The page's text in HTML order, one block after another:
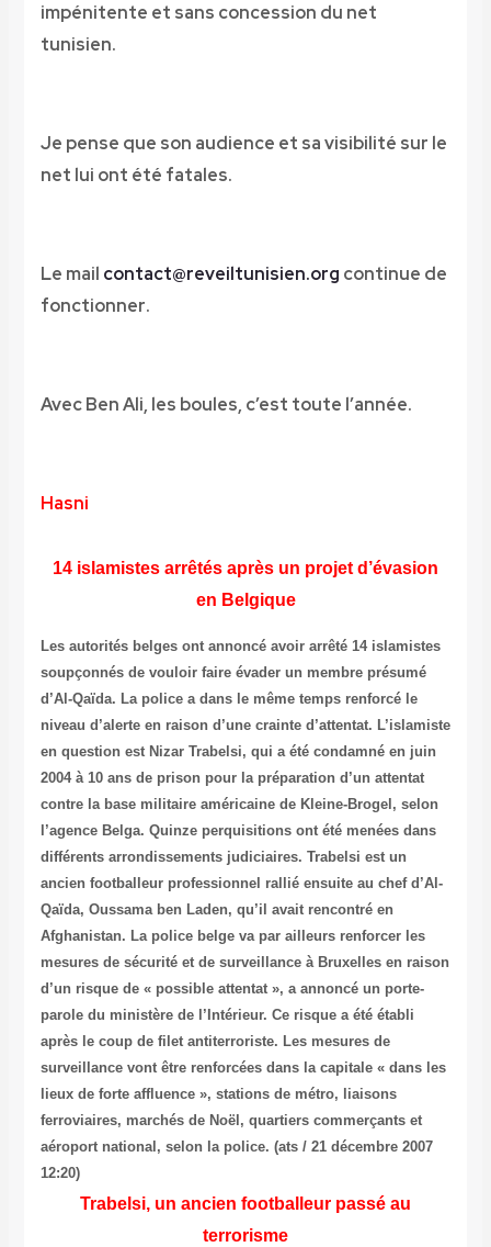
impénitente et sans concession du net
tunisien.
Je pense que son audience et sa visibilité sur le
net lui ont été fatales.
Le mail contact@reveiltunisien.org continue de
fonctionner.
Avec Ben Ali, les boules, c’est toute l’année.
Hasni
14 islamistes arrêtés après un projet d’évasion
en Belgique
Les autorités belges ont annoncé avoir arrêté 14 islamistes
soupçonnés de vouloir faire évader un membre présumé
d’Al-Qaïda. La police a dans le même temps renforcé le
niveau d’alerte en raison d’une crainte d’attentat. L’islamiste
en question est Nizar Trabelsi, qui a été condamné en juin
2004 à 10 ans de prison pour la préparation d’un attentat
contre la base militaire américaine de Kleine-Brogel, selon
l’agence Belga. Quinze perquisitions ont été menées dans
différents arrondissements judiciaires. Trabelsi est un
ancien footballeur professionnel rallié ensuite au chef d’Al-
Qaïda, Oussama ben Laden, qu’il avait rencontré en
Afghanistan. La police belge va par ailleurs renforcer les
mesures de sécurité et de surveillance à Bruxelles en raison
d’un risque de « possible attentat », a annoncé un porte-
parole du ministère de l’Intérieur. Ce risque a été établi
après le coup de filet antiterroriste. Les mesures de
surveillance vont être renforcées dans la capitale « dans les
lieux de forte affluence », stations de métro, liaisons
ferroviaires, marchés de Noël, quartiers commerçants et
aéroport national, selon la police. (ats / 21 décembre 2007
12:20)
Trabelsi, un ancien footballeur passé au
terrorisme